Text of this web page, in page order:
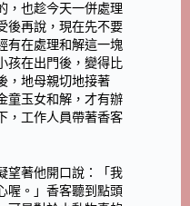
，也趁今天一併處理
後再說，現在先不要
有在處理和解這一塊
孩在出門後，變得比
，地母親切地接著
童玉女和解，才有辦
，工作人員帶著香客
望著他開口說：「我
喔。」香客聽到點頭